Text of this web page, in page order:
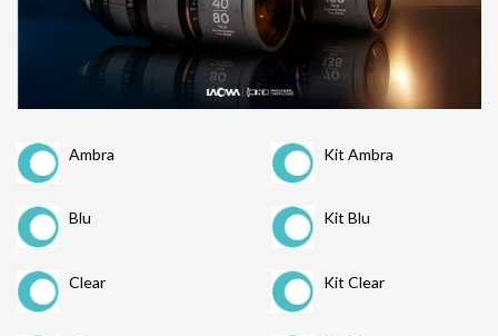
Ambra Kit Ambra
Blu Kit Blu
Clear Kit Clear